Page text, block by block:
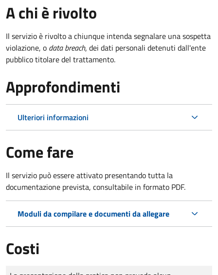
A chi è rivolto
Il servizio è rivolto a chiunque intenda segnalare una sospetta
violazione, o data breach, dei dati personali detenuti dall'ente
pubblico titolare del trattamento.
Approfondimenti
Ulteriori informazioni
Come fare
Il servizio può essere attivato presentando tutta la
documentazione prevista, consultabile in formato PDF.
Moduli da compilare e documenti da allegare
Costi
Tipo di pagamento
Importo